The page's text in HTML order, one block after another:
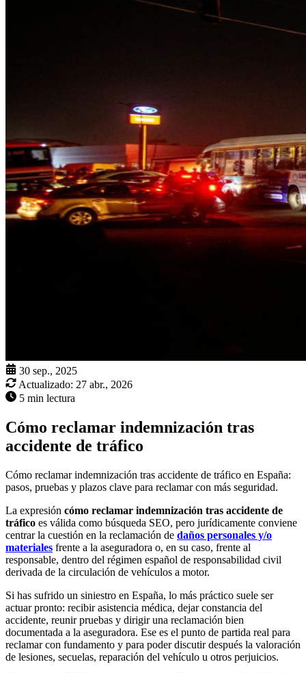
30 sep., 2025
Actualizado: 27 abr., 2026
5 min lectura
Cómo reclamar indemnización tras
accidente de tráfico
Cómo reclamar indemnización tras accidente de tráfico en España:
pasos, pruebas y plazos clave para reclamar con más seguridad.
La expresión cómo reclamar indemnización tras accidente de
tráfico es válida como búsqueda SEO, pero jurídicamente conviene
centrar la cuestión en la reclamación de daños personales y/o
materiales frente a la aseguradora o, en su caso, frente al
responsable, dentro del régimen español de responsabilidad civil
derivada de la circulación de vehículos a motor.
Si has sufrido un siniestro en España, lo más práctico suele ser
actuar pronto: recibir asistencia médica, dejar constancia del
accidente, reunir pruebas y dirigir una reclamación bien
documentada a la aseguradora. Ese es el punto de partida real para
reclamar con fundamento y para poder discutir después la valoración
de lesiones, secuelas, reparación del vehículo u otros perjuicios.